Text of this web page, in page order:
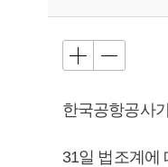
한국공항공사
31일 법조계에